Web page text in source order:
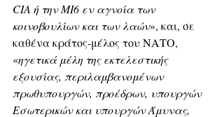
CIA ή την MI6 εν αγνοία των
κοινοβουλίων και των λαών», και, σε
καθένα κράτος-μέλος του ΝΑΤΟ,
«ηγετικά μέλη της εκτελεστικής
εξουσίας, περιλαμβανομένων
πρωθυπουργών, προέδρων, υπουργών
Εσωτερικών και υπουργών Άμυνας,